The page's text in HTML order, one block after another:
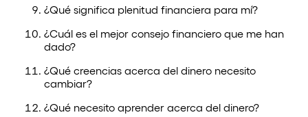
¿Qué significa plenitud financiera para mí?
¿Cuál es el mejor consejo financiero que me han
dado?
¿Qué creencias acerca del dinero necesito
cambiar?
¿Qué necesito aprender acerca del dinero?